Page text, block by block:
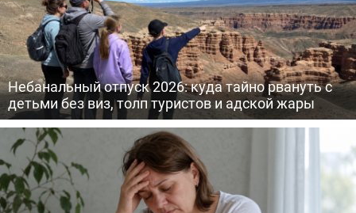
Небанальный отпуск 2026: куда тайно рвануть с
детьми без виз, толп туристов и адской жары